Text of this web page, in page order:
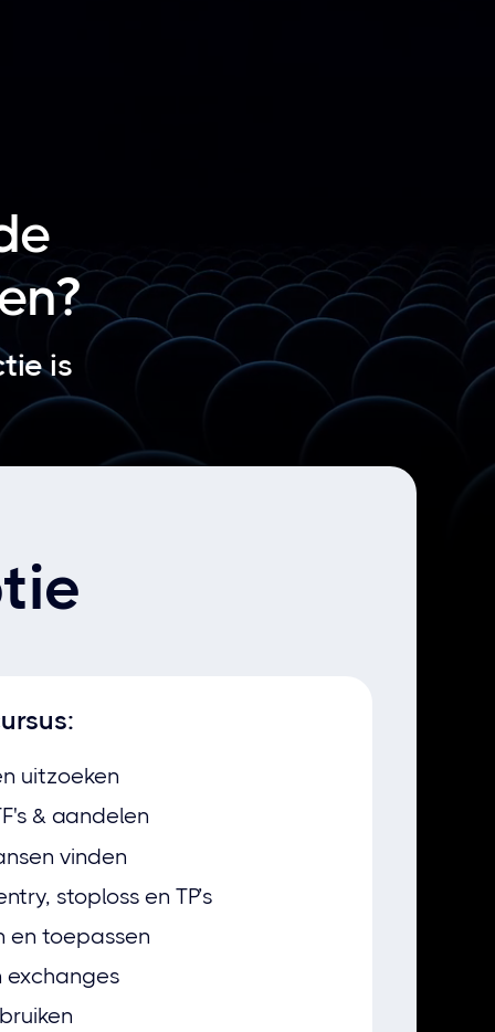
is
uitzoeken
& aandelen
vinden
stoploss en TP’s
en toepassen
exchanges